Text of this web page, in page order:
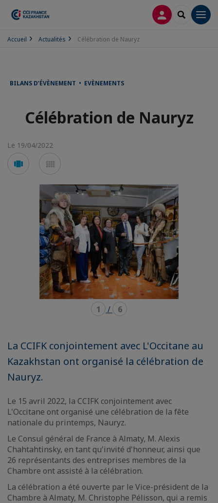
CONNEXION
Accueil Actualités Célébration de Nauryz
BILANS D’ÉVÈNEMENT • EVÈNEMENTS
Célébration de Nauryz
Le 19/04/2022
Voir
en
en
mosaïque
1 / 6
La CCIFK conjointement avec L'Occitane au
Kazakhstan ont organisé la célébration de
Nauryz.
Le 15 avril 2022, la CCIFK conjointement avec
L'Occitane ont organisé une célébration de la fête
nationale du printemps, Nauryz.
Le Consul général de France à Almaty, M. Alexis
Chahtahtinsky, en tant qu'invité d'honneur, ainsi que
26 représentants des entreprises membres de la
Chambre ont assisté à la célébration.
La célébration a été ouverte par le Vice-président de la
Chambre à Almaty, M. Christophe Pélisson, qui a remis